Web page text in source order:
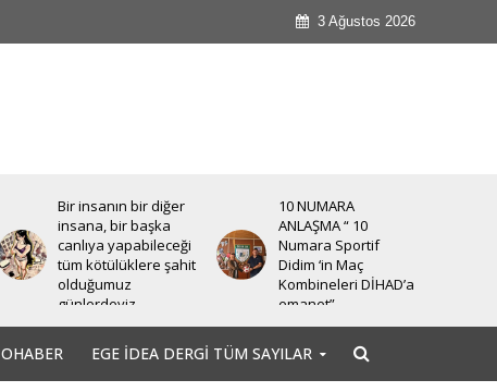
3 Ağustos 2026
10 NUMARA
ANLAŞMA “ 10
Numara Sportif
Didim ‘in Maç
Kombineleri DİHAD’a
emanet”
Türkiye İşçi Partisi
düzenlediği bir basın
toplantısı ile Halk için
Ekonomi Paketi’ni
basına ve
kamuoyuna sundu.
OHABER EGE İDEA DERGI TÜM SAYILAR